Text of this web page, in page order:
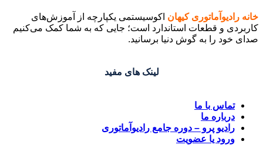
خانه رادیوآماتوری کیهان اکوسیستمی یکپارچه از آموزش‌های
کاربردی و قطعات استاندارد است؛ جایی که به شما کمک می‌کنیم
صدای خود را به گوش دنیا برسانید.
لینک های مفید
تماس با ما
درباره ما
رادیو پرو – دوره جامع رادیوآماتوری
ورود یا عضویت